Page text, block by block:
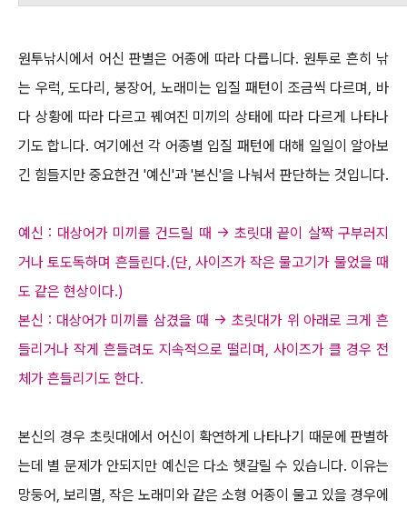
원투낚시에서 어신 판별은 어종에 따라 다릅니다. 원투로 흔히 낚
는 우럭, 도다리, 붕장어, 노래미는 입질 패턴이 조금씩 다르며, 바
다 상황에 따라 다르고 꿰여진 미끼의 상태에 따라 다르게 나타나
기도 합니다. 여기에선 각 어종별 입질 패턴에 대해 일일이 알아보
긴 힘들지만 중요한건 '예신'과 '본신'을 나눠서 판단하는 것입니다.
예신 : 대상어가 미끼를 건드릴 때 → 초릿대 끝이 살짝 구부러지
거나 토도독하며 흔들린다.(단, 사이즈가 작은 물고기가 물었을 때
도 같은 현상이다.)
본신 : 대상어가 미끼를 삼겼을 때 → 초릿대가 위 아래로 크게 흔
들리거나 작게 흔들려도 지속적으로 떨리며, 사이즈가 클 경우 전
체가 흔들리기도 한다.
본신의 경우 초릿대에서 어신이 확연하게 나타나기 때문에 판별하
는데 별 문제가 안되지만 예신은 다소 햇갈릴 수 있습니다. 이유는
망둥어, 보리멸, 작은 노래미와 같은 소형 어종이 물고 있을 경우에